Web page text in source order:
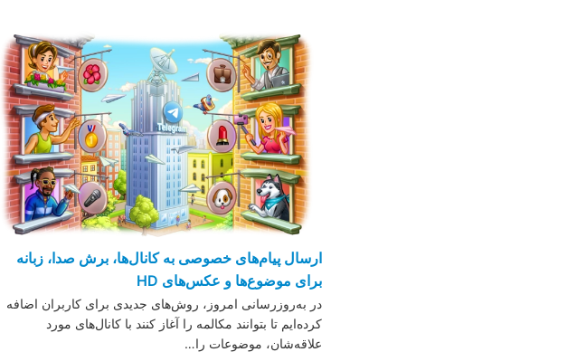
ارسال پیام‌های خصوصی به کانال‌ها، برش صدا، زبانه
برای موضوع‌ها و عکس‌های HD
در به‌روزرسانی امروز، روش‌های جدیدی برای کاربران اضافه
کرده‌ایم تا بتوانند مکالمه را آغاز کنند با کانال‌های مورد
علاقه‌شان، موضوعات را…